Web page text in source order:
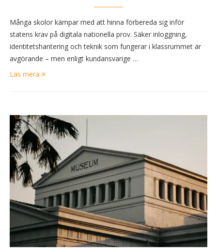
Många skolor kämpar med att hinna förbereda sig inför
statens krav på digitala nationella prov. Säker inloggning,
identitetshantering och teknik som fungerar i klassrummet är
avgörande – men enligt kundansvarige …
Läs mera